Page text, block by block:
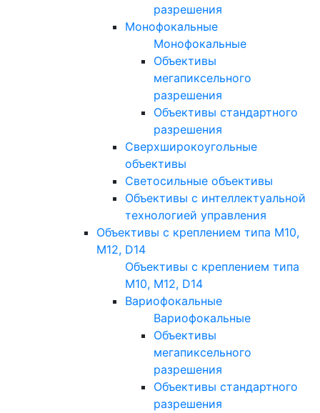
разрешения
Монофокальные
Монофокальные
Объективы
мегапиксельного
разрешения
Объективы стандартного
разрешения
Сверхширокоугольные
объективы
Светосильные объективы
Объективы с интеллектуальной
технологией управления
Объективы с креплением типа M10,
M12, D14
Объективы с креплением типа
M10, M12, D14
Вариофокальные
Вариофокальные
Объективы
мегапиксельного
разрешения
Объективы стандартного
разрешения